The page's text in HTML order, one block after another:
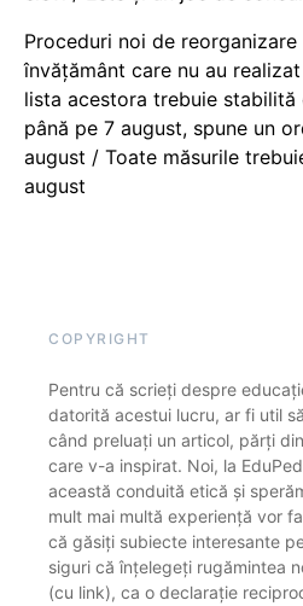
Proceduri noi de
învățământ care nu au
lista acestora trebuie
până pe 7 august, spune un
august / Toate măsurile
august
COPYRIGHT
Pentru că scrieți despre
datorită acestui lucru, ar fi util
când preluați un articol, părți
care v-a inspirat. Noi, la
această conduită etică și
mult mai multă experiență vor
că găsiți subiecte interesante
siguri că înțelegeți rugămintea
(cu link), ca o declarație